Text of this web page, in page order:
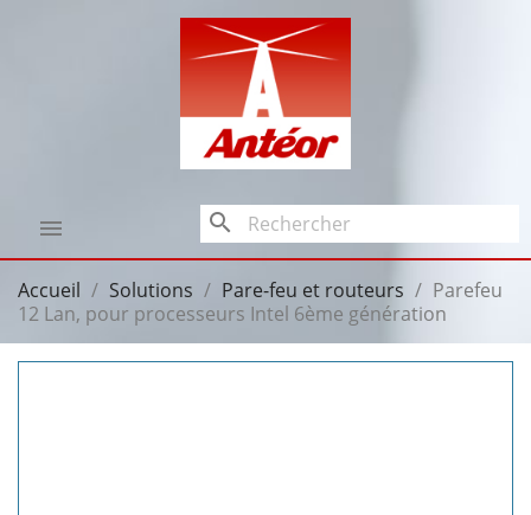
 search
Accueil Solutions Pare-feu et routeurs
Parefeu
12 Lan, pour processeurs Intel 6ème génération